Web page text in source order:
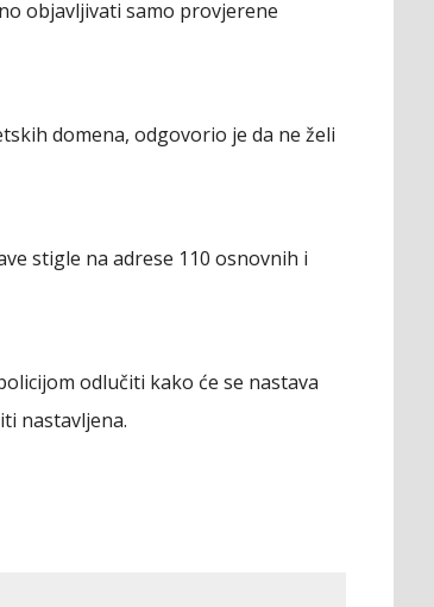
objavljivati samo provjerene
domena, odgovorio je da ne želi
stigle na adrese 110 osnovnih i
odlučiti kako će se nastava
nastavljena.